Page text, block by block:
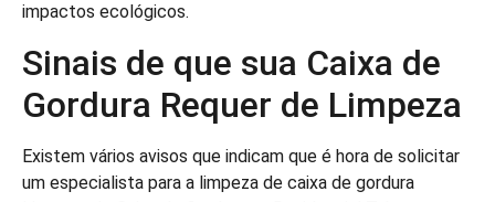
impactos ecológicos.
Sinais de que sua Caixa de
Gordura Requer de Limpeza
Existem vários avisos que indicam que é hora de solicitar
um especialista para a limpeza de caixa de gordura